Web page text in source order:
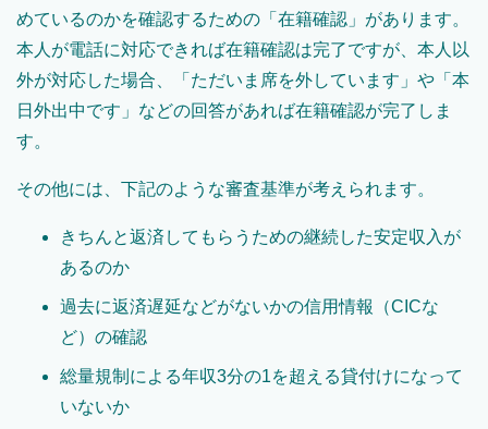
めているのかを確認するための「在籍確認」があります。
本人が電話に対応できれば在籍確認は完了ですが、本人以
外が対応した場合、「ただいま席を外しています」や「本
日外出中です」などの回答があれば在籍確認が完了しま
す。
その他には、下記のような審査基準が考えられます。
きちんと返済してもらうための継続した安定収入が
あるのか
過去に返済遅延などがないかの信用情報（CICな
ど）の確認
総量規制による年収3分の1を超える貸付けになって
いないか